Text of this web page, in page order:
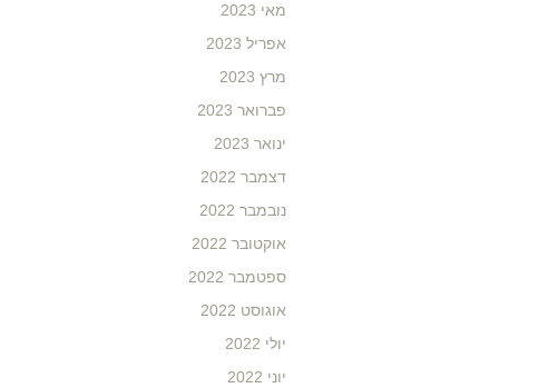
מאי 2023
אפריל 2023
מרץ 2023
פברואר 2023
ינואר 2023
דצמבר 2022
נובמבר 2022
אוקטובר 2022
ספטמבר 2022
אוגוסט 2022
יולי 2022
יוני 2022